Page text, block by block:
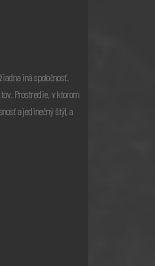
iná spoločnosť.
Prostredie, v ktorom
a jedinečný štýl, a